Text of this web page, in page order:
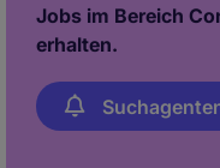
Jobs im Bereich
erhalten.